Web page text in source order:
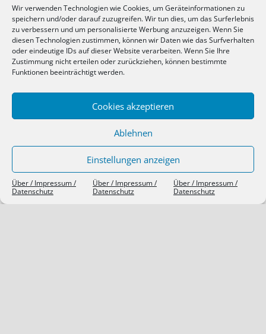
Wir verwenden Technologien wie Cookies, um Geräteinformationen zu
speichern und/oder darauf zuzugreifen. Wir tun dies, um das Surferlebnis
zu verbessern und um personalisierte Werbung anzuzeigen. Wenn Sie
diesen Technologien zustimmen, können wir Daten wie das Surfverhalten
oder eindeutige IDs auf dieser Website verarbeiten. Wenn Sie Ihre
Zustimmung nicht erteilen oder zurückziehen, können bestimmte
Funktionen beeinträchtigt werden.
Cookies akzeptieren
Ablehnen
Einstellungen anzeigen
Über / Impressum /
Datenschutz
Über / Impressum /
Datenschutz
Über / Impressum /
Datenschutz
Anmelden
Eintrags-Feed
Kommentar-Feed
WordPress.org
SIEBEN TAGE, SIEBEN THEMEN